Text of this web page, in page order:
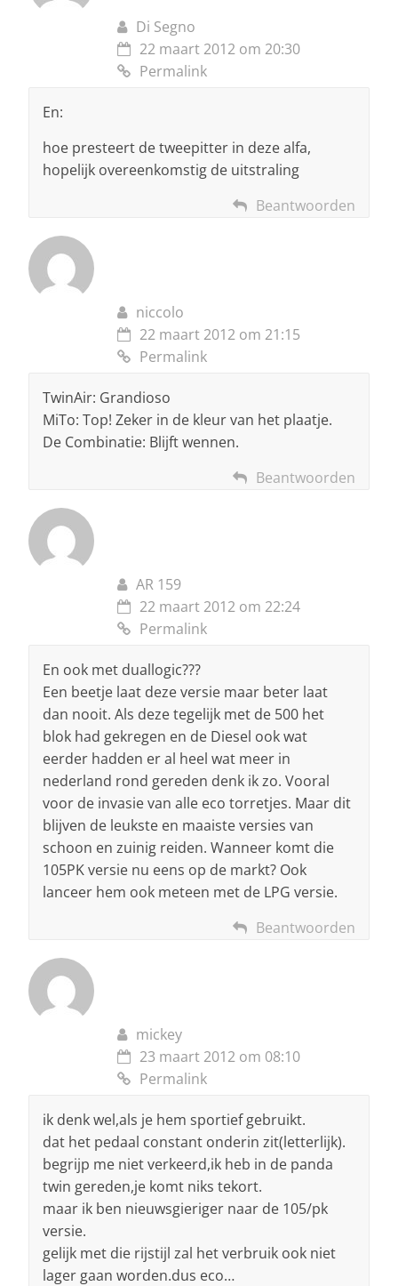
Di Segno
22 maart 2012 om 20:30
Permalink
En:
hoe presteert de tweepitter in deze alfa,
hopelijk overeenkomstig de uitstraling
Beantwoorden
niccolo
22 maart 2012 om 21:15
Permalink
TwinAir: Grandioso
MiTo: Top! Zeker in de kleur van het plaatje.
De Combinatie: Blijft wennen.
Beantwoorden
AR 159
22 maart 2012 om 22:24
Permalink
En ook met duallogic???
Een beetje laat deze versie maar beter laat
dan nooit. Als deze tegelijk met de 500 het
blok had gekregen en de Diesel ook wat
eerder hadden er al heel wat meer in
nederland rond gereden denk ik zo. Vooral
voor de invasie van alle eco torretjes. Maar dit
blijven de leukste en maaiste versies van
schoon en zuinig reiden. Wanneer komt die
105PK versie nu eens op de markt? Ook
lanceer hem ook meteen met de LPG versie.
Beantwoorden
mickey
23 maart 2012 om 08:10
Permalink
ik denk wel,als je hem sportief gebruikt.
dat het pedaal constant onderin zit(letterlijk).
begrijp me niet verkeerd,ik heb in de panda
twin gereden,je komt niks tekort.
maar ik ben nieuwsgieriger naar de 105/pk
versie.
gelijk met die rijstijl zal het verbruik ook niet
lager gaan worden.dus eco…